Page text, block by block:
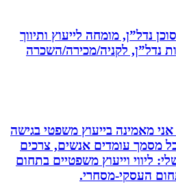
מומחה לייעוץ ותיווך
לקניה/מכירה/השכרה
בייעוץ משפטי בגישה
עומדים אנשים, צרכים
וייעוץ משפטיים בתחום
מסחרי.